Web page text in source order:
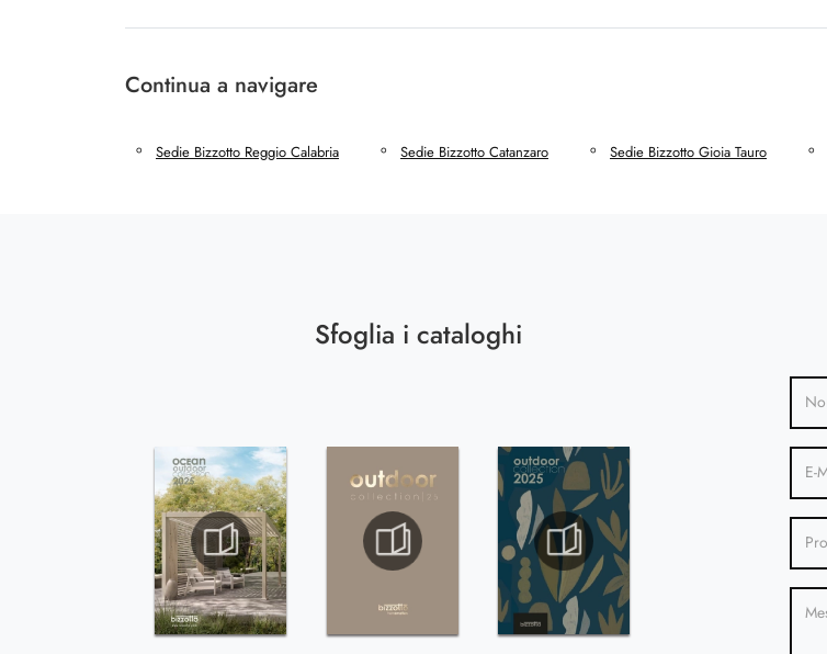
Continua a navigare
Sedie Bizzotto Reggio Calabria Sedie Bizzotto Catanzaro Sedie Bizzotto Gioia Tauro
Sfoglia i cataloghi